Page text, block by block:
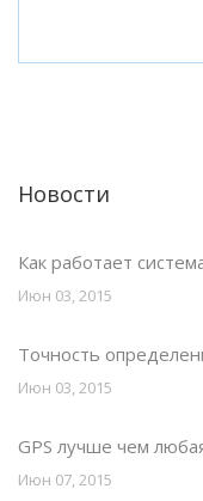
Новости
Как работает
Июн 03, 2015
Точность
Июн 03, 2015
GPS лучше чем
Июн 07, 2015